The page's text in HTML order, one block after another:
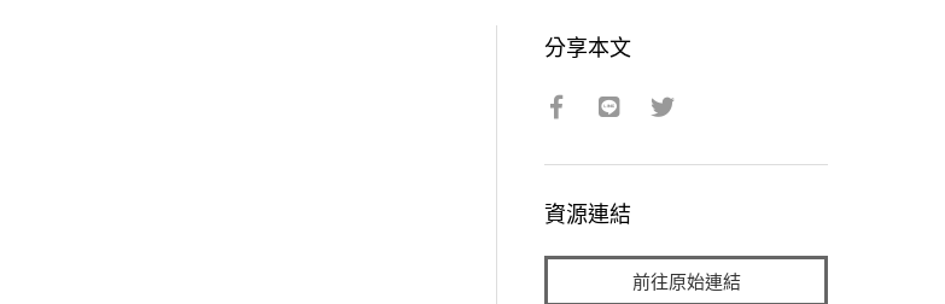
分享本文
資源連結
前往原始連結